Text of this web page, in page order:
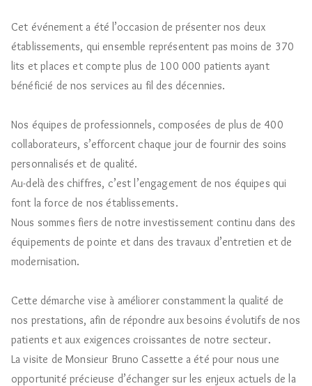
Cet événement a été l’occasion de présenter nos deux
établissements, qui ensemble représentent pas moins de 370
lits et places et compte plus de 100 000 patients ayant
bénéficié de nos services au fil des décennies.
Nos équipes de professionnels, composées de plus de 400
collaborateurs, s’efforcent chaque jour de fournir des soins
personnalisés et de qualité.
Au-delà des chiffres, c’est l’engagement de nos équipes qui
font la force de nos établissements.
Nous sommes fiers de notre investissement continu dans des
équipements de pointe et dans des travaux d’entretien et de
modernisation.
Cette démarche vise à améliorer constamment la qualité de
nos prestations, afin de répondre aux besoins évolutifs de nos
patients et aux exigences croissantes de notre secteur.
La visite de Monsieur Bruno Cassette a été pour nous une
opportunité précieuse d’échanger sur les enjeux actuels de la